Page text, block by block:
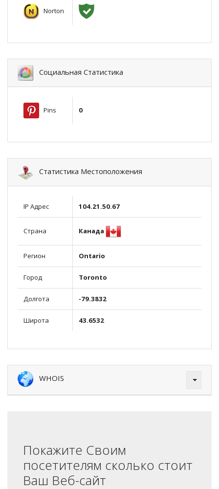
Norton
Социальная Статистика
Pins 0
Статистика Местоположения
IP Адрес 104.21.50.67
Страна Канада
Регион Ontario
Город Toronto
Долгота -79.3832
Широта 43.6532
WHOIS
Покажите Своим
посетителям сколько стоит
Ваш Веб-сайт